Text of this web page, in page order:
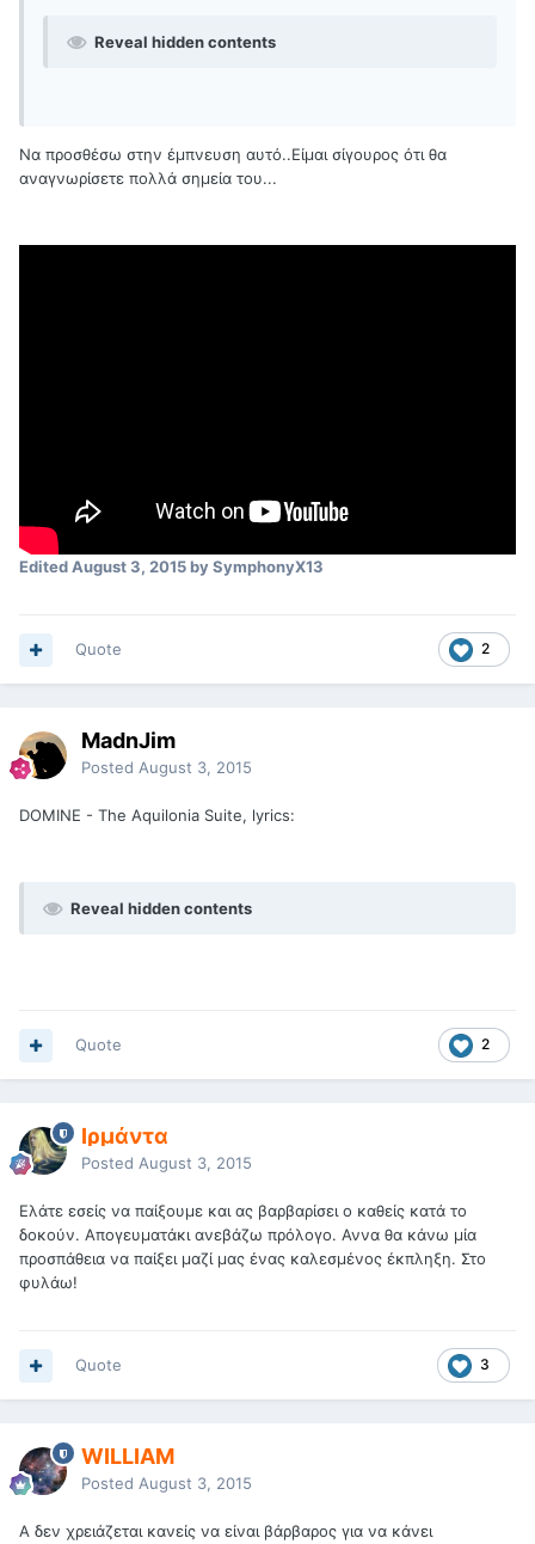
Reveal hidden contents
Να προσθέσω στην έμπνευση αυτό..Είμαι σίγουρος ότι θα
αναγνωρίσετε πολλά σημεία του...
EditedAugust 3, 2015by SymphonyX13
2
Quote
MadnJim
Posted August 3, 2015
DOMINE - The Aquilonia Suite, lyrics:
Reveal hidden contents
2
Quote
Ιρμάντα
Posted August 3, 2015
Ελάτε εσείς να παίξουμε και ας βαρβαρίσει ο καθείς κατά το
δοκούν. Απογευματάκι ανεβάζω πρόλογο. Αννα θα κάνω μία
προσπάθεια να παίξει μαζί μας ένας καλεσμένος έκπληξη. Στο
φυλάω!
3
Quote
WILLIAM
Posted August 3, 2015
Α δεν χρειάζεται κανείς να είναι βάρβαρος για να κάνει